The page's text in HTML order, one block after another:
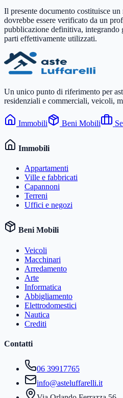
Il presente documento costituisce
dovrebbe essere verificato da un
pubblicazione definitiva, integrando
parti effettivamente utilizzati.
Un unico punto di riferimento per
residenziali e commerciali, veicoli,
Immobili Beni Mobili
Immobili
Appartamenti
Ville e fabbricati
Capannoni
Terreni
Uffici e negozi
Beni Mobili
Veicoli
Macchinari
Arredamento
Arte
Informatica
Abbigliamento
Elettrodomestici
Nautica
Crediti
Contatti
06 39917765
info@asteluffarelli.it